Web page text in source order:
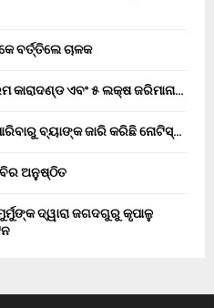
ବର୍ତ୍ତିଲେ ଚାଳକ
ଏବଂ ₹୫ ଲକ୍ଷ ଜରିମାନା…
ବ୍ୟାଙ୍କ ଜାରି କରିଛି ନୋଟିସ୍…
ଅନୁଷ୍ଠିତ
ଦ୍ୱାରା ଜଗଦଗୁରୁ କୃପାଳୁ